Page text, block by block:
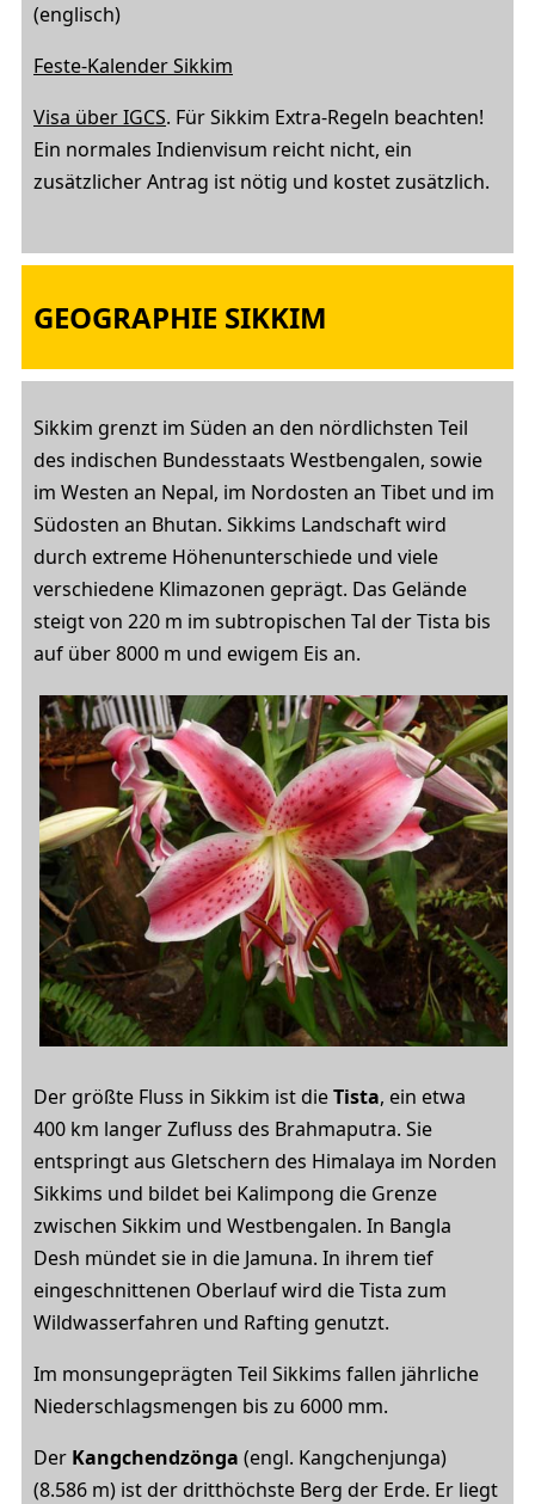
(englisch)
Feste-Kalender Sikkim
Visa über IGCS. Für Sikkim Extra-Regeln beachten!
Ein normales Indienvisum reicht nicht, ein
zusätzlicher Antrag ist nötig und kostet zusätzlich.
GEOGRAPHIE SIKKIM
Sikkim grenzt im Süden an den nördlichsten Teil
des indischen Bundesstaats Westbengalen, sowie
im Westen an Nepal, im Nordosten an Tibet und im
Südosten an Bhutan. Sikkims Landschaft wird
durch extreme Höhenunterschiede und viele
verschiedene Klimazonen geprägt. Das Gelände
steigt von 220 m im subtropischen Tal der Tista bis
auf über 8000 m und ewigem Eis an.
Der größte Fluss in Sikkim ist dieTista, ein etwa
400 km langer Zufluss des Brahmaputra. Sie
entspringt aus Gletschern des Himalaya im Norden
Sikkims und bildet bei Kalimpong die Grenze
zwischen Sikkim und Westbengalen. In Bangla
Desh mündet sie in die Jamuna. In ihrem tief
eingeschnittenen Oberlauf wird die Tista zum
Wildwasserfahren und Rafting genutzt.
Im monsungeprägten Teil Sikkims fallen jährliche
Niederschlagsmengen bis zu 6000 mm.
Der Kangchendzönga (engl. Kangchenjunga)
(8.586 m) ist der dritthöchste Berg der Erde. Er liegt